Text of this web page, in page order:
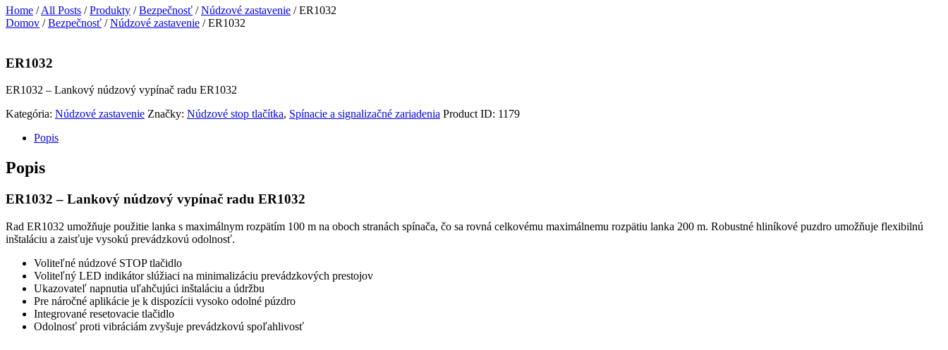
Home /All Posts /Produkty /Bezpečnosť /Núdzové zastavenie /ER1032
Domov /Bezpečnosť /Núdzové zastavenie / ER1032
ER1032
ER1032 – Lankový núdzový vypínač radu ER1032
Kategória: Núdzové zastavenie Značky: Núdzové stop tlačítka, Spínacie a signalizačné zariadenia Product ID: 1179
Popis
Popis
ER1032 – Lankový núdzový vypínač radu ER1032
Rad ER1032 umožňuje použitie lanka s maximálnym rozpätím 100 m na oboch stranách spínača, čo sa rovná celkovému maximálnemu rozpätiu lanka 200 m. Robustné hliníkové puzdro umožňuje flexibilnú
inštaláciu a zaisťuje vysokú prevádzkovú odolnosť.
Voliteľné núdzové STOP tlačidlo
Voliteľný LED indikátor slúžiaci na minimalizáciu prevádzkových prestojov
Ukazovateľ napnutia uľahčujúci inštaláciu a údržbu
Pre náročné aplikácie je k dispozícii vysoko odolné púzdro
Integrované resetovacie tlačidlo
Odolnosť proti vibráciám zvyšuje prevádzkovú spoľahlivosť